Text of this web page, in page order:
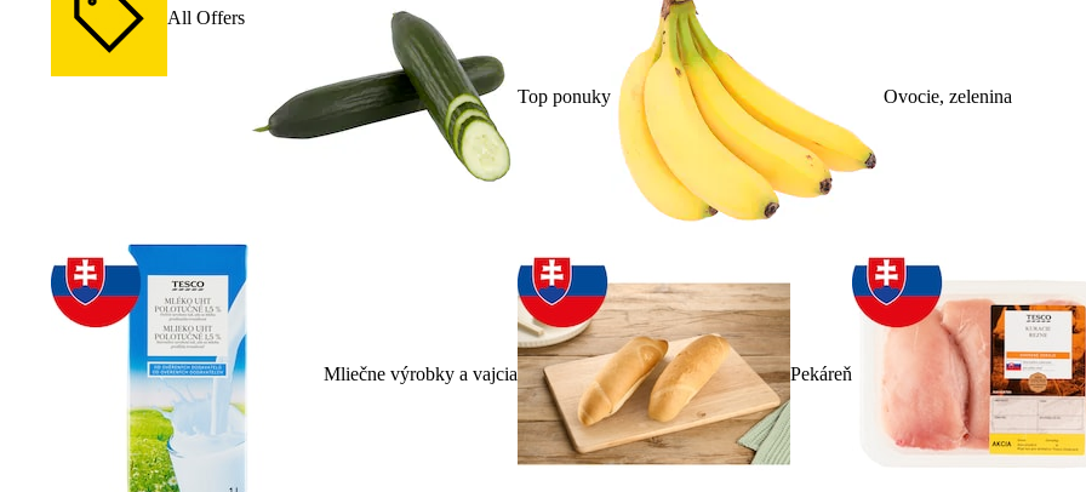
All Offers
Top ponuky Ovocie, zelenina
Mliečne výrobky a vajcia Pekáreň